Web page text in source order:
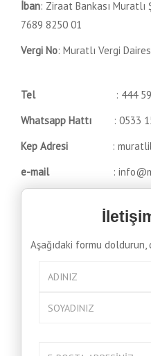
İban: Ziraat Bankası
7689 8250 01
Vergi No: Muratlı Vergi
Tel
: 444 59
Whatsapp Hattı
: 0533
Kep Adresi :
e-mail
:
Aşağıdaki formu